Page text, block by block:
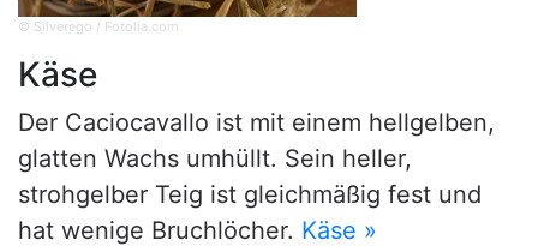
© Silverego / Fotolia.com
Käse
Der Caciocavallo ist mit einem hellgelben,
glatten Wachs umhüllt. Sein heller,
strohgelber Teig ist gleichmäßig fest und
hat wenige Bruchlöcher. Käse »